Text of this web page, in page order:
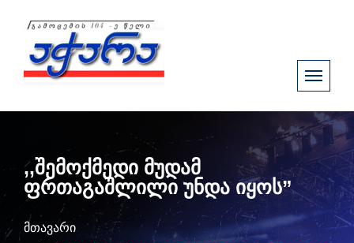
,,შემოქმედი მუდამ
ფრთაგაშლილი უნდა იყოს”
მთავარი